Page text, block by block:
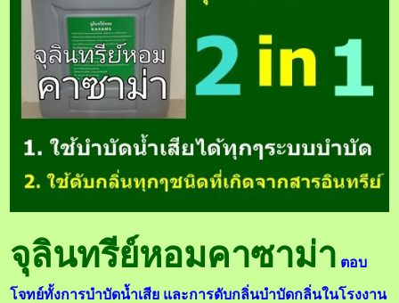
จุลินทรีย์หอมคาซาม่า ตอบ
โจทย์ทั้งการบำบัดน้ำเสีย และการดับกลิ่นบำบัดกลิ่นในโรงงาน